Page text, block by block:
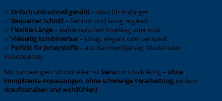
✅ Einfach und schnell genäht– ideal für Anfänger
✅ Bequemer Schnitt– feminin und lässig zugleich
✅ Flexible Länge– wähle zwischen knielang oder midi
✅Vielseitig kombinierbar– lässig, elegant oder verspielt
✅ Perfekt für Jerseystoffe– aus Baumwolljersey, Modal oder
Viskosejersey
Mit nur wenigen Schnittteilen istSiena ruckzuck fertig – ohne
komplizierte Anpassungen, ohne schwierige Verarbeitung, einfach
drauflosnähen und wohlfühlen!